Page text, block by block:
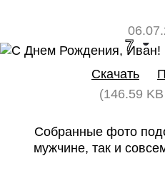
7
Скачать
(146.59
Собранные фото
мужчине, так и